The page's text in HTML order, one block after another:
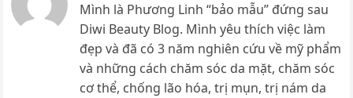
Mình là Phương Linh “bảo mẫu” đứng sau
Diwi Beauty Blog. Mình yêu thích việc làm
đẹp và đã có 3 năm nghiên cứu về mỹ phẩm
và những cách chăm sóc da mặt, chăm sóc
cơ thể, chống lão hóa, trị mụn, trị nám da